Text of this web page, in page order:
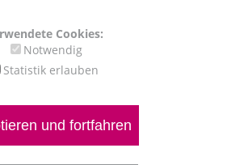
Cookies:
Notwendig
Statistik erlauben
und fortfahren